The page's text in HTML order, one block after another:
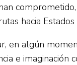
hacia
en algún
e imaginación